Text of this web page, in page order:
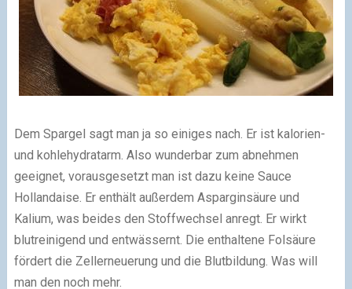
Dem Spargel sagt man ja so einiges nach. Er ist kalorien-
und kohlehydratarm. Also wunderbar zum abnehmen
geeignet, vorausgesetzt man ist dazu keine Sauce
Hollandaise. Er enthält außerdem Asparginsäure und
Kalium, was beides den Stoffwechsel anregt. Er wirkt
blutreinigend und entwässernt. Die enthaltene Folsäure
fördert die Zellerneuerung und die Blutbildung. Was will
man den noch mehr.